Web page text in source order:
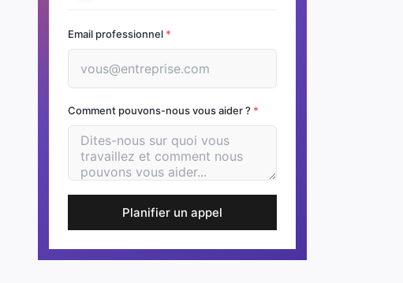
Email professionnel *
Comment pouvons-nous vous aider ? *
Planifier un appel